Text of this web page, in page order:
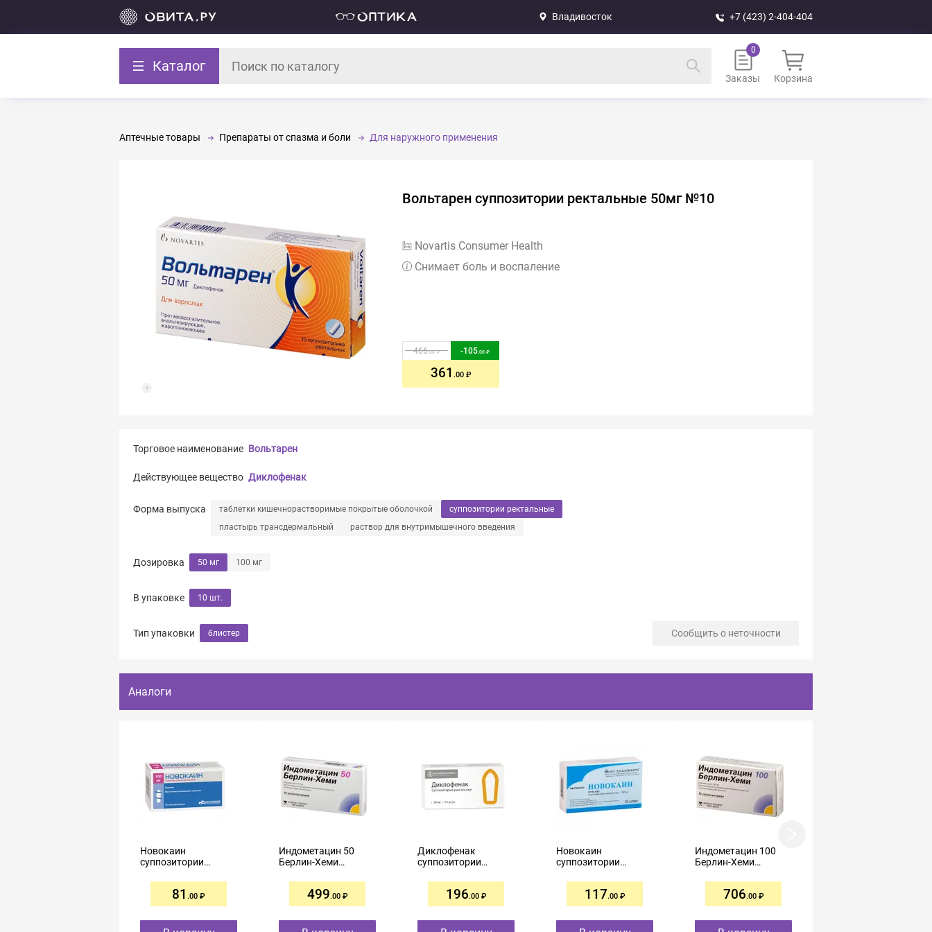
Владивосток +7 (423) 2-404-404
Каталог
Заказы Корзина
Аптечные товары Препараты от спазма и боли Для наружного применения
Вольтарен суппозитории ректальные 50мг №10
Novartis Consumer Health
Снимает боль и воспаление
466.00 -105.00
361 .00
Торговое наименование Вольтарен
Действующее вещество Диклофенак
Форма выпуска таблетки кишечнорастворимые покрытые оболочкой
суппозитории ректальные
пластырь трансдермальный
раствор для внутримышечного введения
Дозировка 50 мг 100 мг
В упаковке 10 шт.
Тип упаковки блистер Сообщить о неточности
Аналоги
Новокаин
суппозитории
№10
81 .00
Индометацин 50
Берлин-Хеми
ректальные 50мг
499.00
Диклофенак
суппозитории
№10
196.00
Новокаин
суппозитории
№10
117.00
Индометацин 100
Берлин-Хеми
ректальные 100мг
706.00